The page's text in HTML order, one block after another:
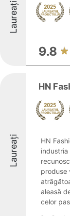
Laureați
9.8
Laureați
HN
HN
industria
produse
aleasă
celor